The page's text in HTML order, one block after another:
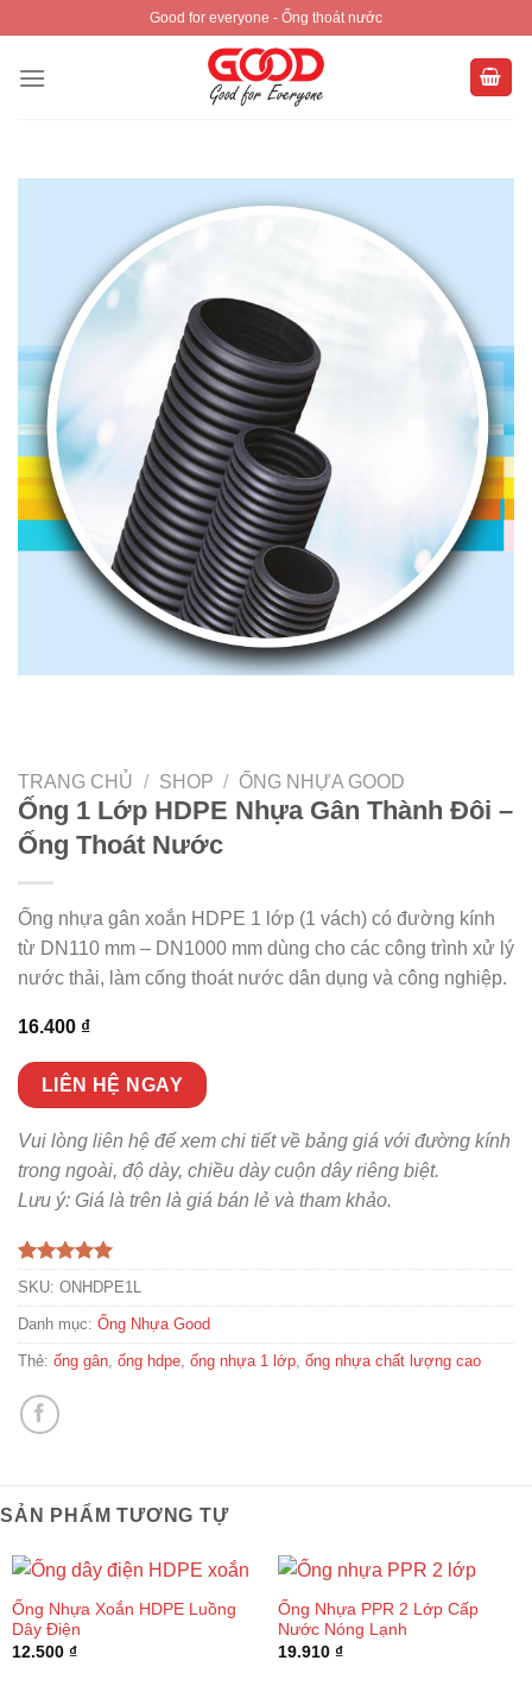
content
Good for everyone - Ống thoát nước
TRANG CHỦ / SHOP / ỐNG NHỰA GOOD
Ống 1 Lớp HDPE Nhựa Gân Thành Đôi –
Ống Thoát Nước
Ống nhựa gân xoắn HDPE 1 lớp (1 vách) có đường kính
từ DN110 mm – DN1000 mm dùng cho các công trình xử lý
nước thải, làm cống thoát nước dân dụng và công nghiệp.
16.400 ₫
LIÊN HỆ NGAY
Vui lòng liên hệ để xem chi tiết về bảng giá với đường kính
trong ngoài, độ dày, chiều dày cuộn dây riêng biệt.
Lưu ý: Giá là trên là giá bán lẻ và tham khảo.
5.00 trên 5
dựa trên
1
đánh giá
SKU: ONHDPE1L
Danh mục: Ống Nhựa Good
Thẻ: ống gân ống hdpe ống nhựa 1 lớp ống nhựa chất lượng cao
SẢN PHẨM TƯƠNG TỰ
Ống Nhựa Xoắn HDPE Luồng
Dây Điện
12.500 ₫
Ống Nhựa PPR 2 Lớp Cấp
Nước Nóng Lạnh
19.910 ₫